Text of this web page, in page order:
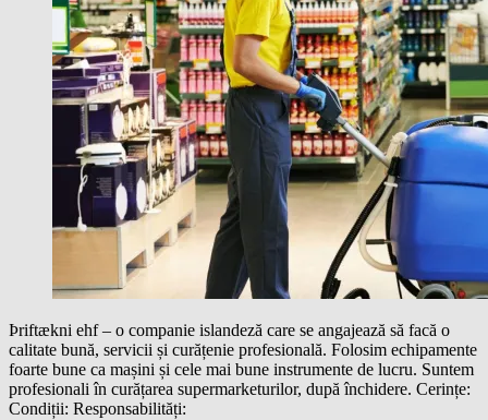
Þriftækni ehf – o companie islandeză care se angajează să facă o
calitate bună, servicii și curățenie profesională. Folosim echipamente
foarte bune ca mașini și cele mai bune instrumente de lucru. Suntem
profesionali în curățarea supermarketurilor, după închidere. Cerințe:
Condiții: Responsabilități: